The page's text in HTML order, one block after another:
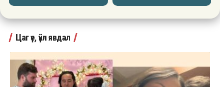
Цаг үе, үйл явдал